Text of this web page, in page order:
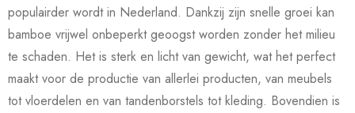
populairder wordt in Nederland. Dankzij zijn snelle groei kan
bamboe vrijwel onbeperkt geoogst worden zonder het milieu
te schaden. Het is sterk en licht van gewicht, wat het perfect
maakt voor de productie van allerlei producten, van meubels
tot vloerdelen en van tandenborstels tot kleding. Bovendien is